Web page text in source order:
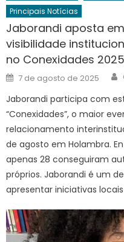
Principais Notícias
Jaborandi aposta
visibilidade
no Conexidades 2025
Posted
on
7 de agosto de 2025
Jaborandi participa com
“Conexidades”, o maior
relacionamento
de agosto em Holambra.
apenas 28 conseguiram
próprios. Jaborandi é um
apresentar iniciativas